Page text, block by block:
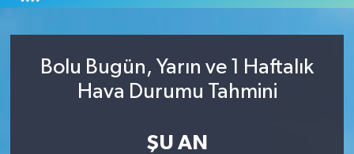
Bolu Bugün, Yarın ve 1 Haftalık
Hava Durumu Tahmini
ŞU AN
Mardin Trafik Yoğunluk Haritası
Süper Lig Puan Durumu ve Fikstür